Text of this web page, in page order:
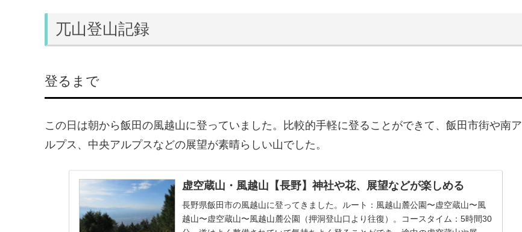
兀山登山記録
登るまで
この日は朝から飯田の風越山に登っていました。比較的手軽に登ることができて、飯田市街や南ア
ルプス、中央アルプスなどの展望が素晴らしい山でした。
虚空蔵山・風越山【長野】神社や花、展望などが楽しめる
長野県飯田市の風越山に登ってきました。ルート：風越山麓公園〜虚空蔵山〜風
越山〜虚空蔵山〜風越山麓公園（押洞登山口より往復）。コースタイム：5時間30